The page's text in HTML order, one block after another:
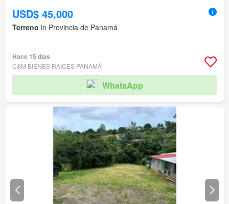
USD$ 45,000
Terreno in Provincia de Panamá
Hace 15 días
C&M BIENES RAICES PANAMÁ
WhatsApp